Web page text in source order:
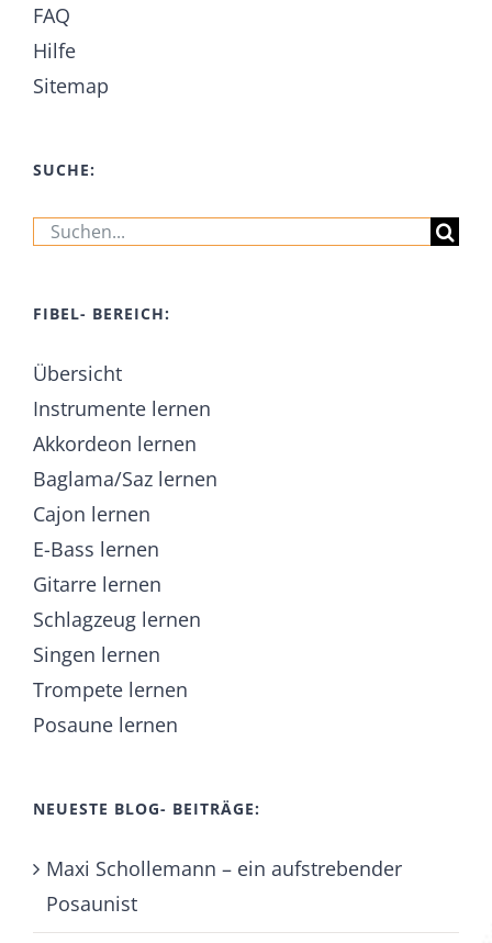
FAQ
Hilfe
Sitemap
SUCHE:
Suche
FIBEL- BEREICH:
Übersicht
Instrumente lernen
Akkordeon lernen
Baglama/Saz lernen
Cajon lernen
E-Bass lernen
Gitarre lernen
Schlagzeug lernen
Singen lernen
Trompete lernen
Posaune lernen
NEUESTE BLOG- BEITRÄGE:
Maxi Schollemann – ein aufstrebender
Posaunist